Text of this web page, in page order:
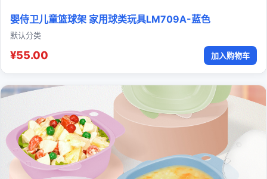
婴侍卫儿童篮球架 家用球类玩具LM709A-蓝色
默认分类
¥55.00 加入购物车